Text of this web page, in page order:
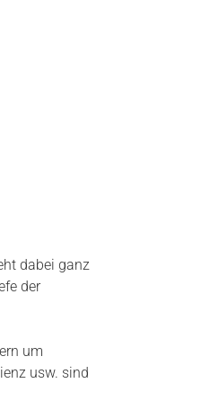
dabei ganz
der
um
usw. sind